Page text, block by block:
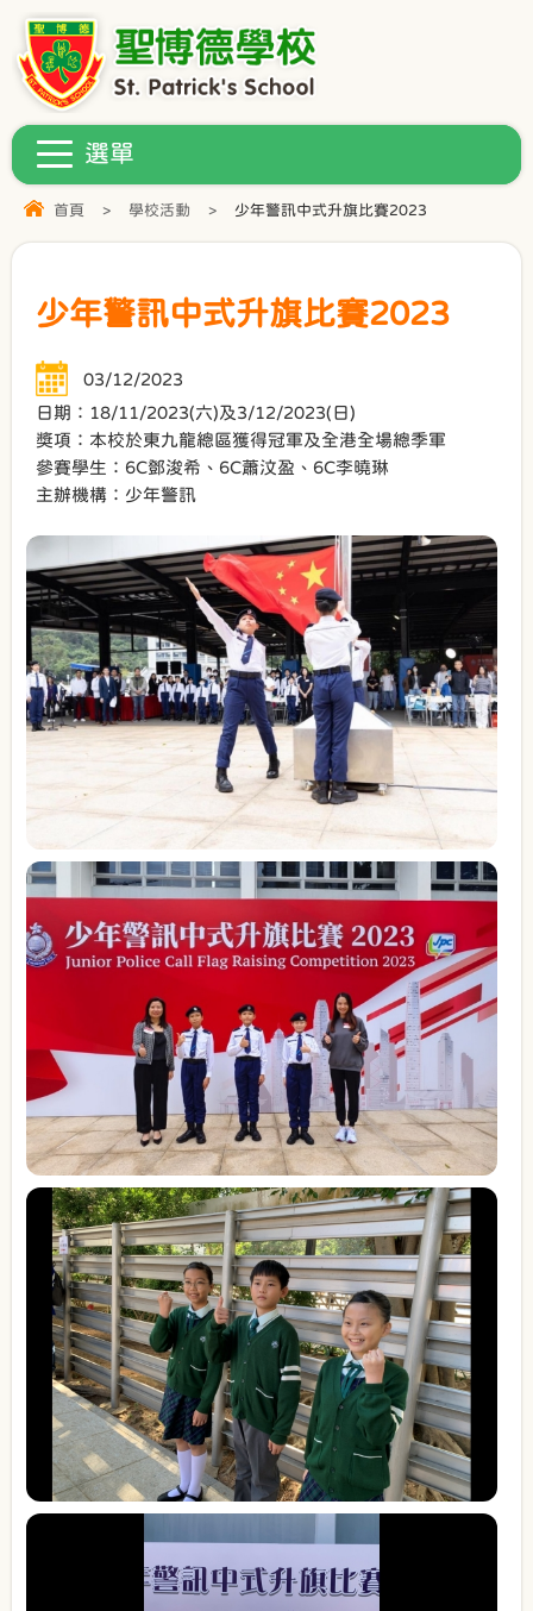
首頁 > 學校活動 > 少年警訊中式升旗比賽2023
少年警訊中式升旗比賽2023
03/12/2023
日期：18/11/2023(六)及3/12/2023(日)
獎項：本校於東九龍總區獲得冠軍及全港全場總季軍
參賽學生：6C鄧浚希、6C蕭汶盈、6C李曉琳
主辦機構：少年警訊